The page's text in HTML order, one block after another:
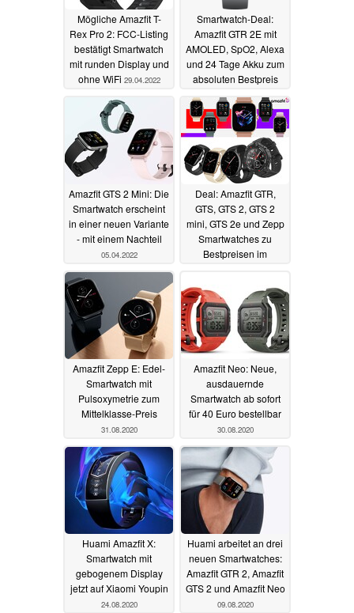
Mögliche Amazfit T-
Rex Pro 2: FCC-Listing
bestätigt Smartwatch
mit runden Display und
ohne WiFi 29.04.2022
Smartwatch-Deal:
Amazfit GTR 2E mit
AMOLED, SpO2, Alexa
und 24 Tage Akku zum
absoluten Bestpreis
unter 70 Euro22.04.2022
Amazfit GTS 2 Mini: Die
Smartwatch erscheint
in einer neuen Variante
- mit einem Nachteil
05.04.2022
Deal: Amazfit GTR,
GTS, GTS 2, GTS 2
mini, GTS 2e und Zepp
Smartwatches zu
Bestpreisen im
Amazfit Zepp E: Edel-
Smartwatch mit
Pulsoxymetrie zum
Mittelklasse-Preis
31.08.2020
Amazfit Neo: Neue,
ausdauernde
Smartwatch ab sofort
für 40 Euro bestellbar
30.08.2020
Huami Amazfit X:
Smartwatch mit
gebogenem Display
jetzt auf Xiaomi Youpin
24.08.2020
Huami arbeitet an drei
neuen Smartwatches:
Amazfit GTR 2, Amazfit
GTS 2 und Amazfit Neo
09.08.2020